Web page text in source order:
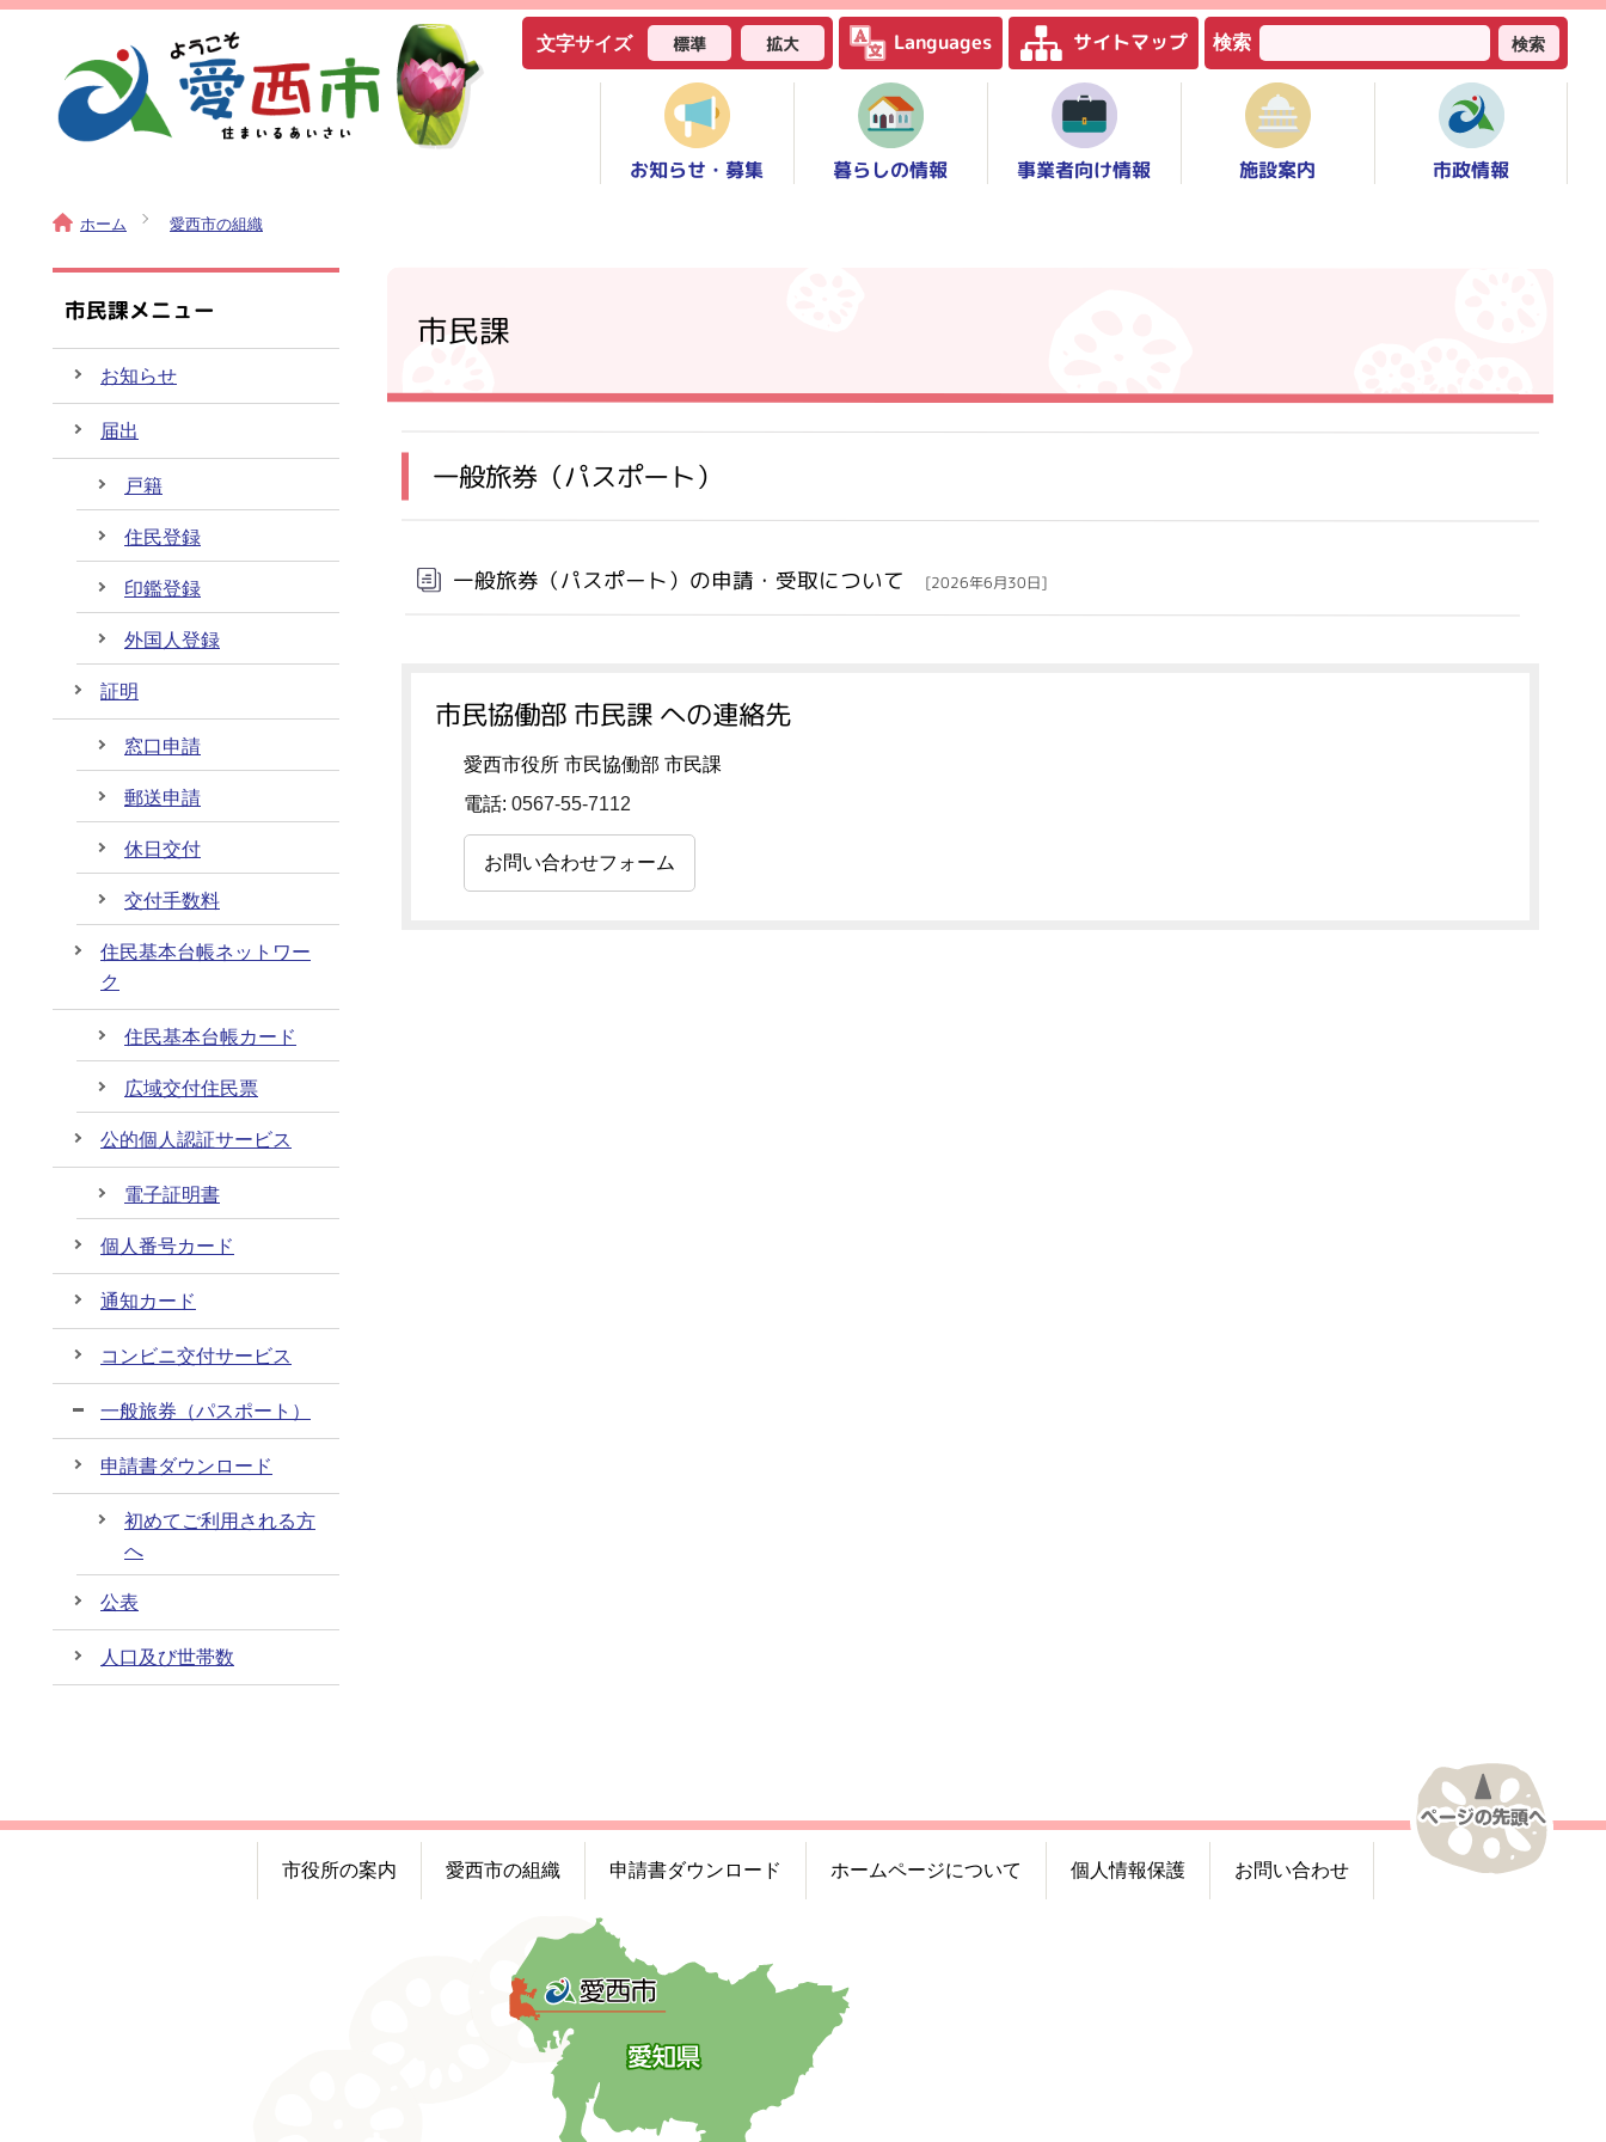
文字サイズ 標準 拡大 Languages サイトマップ 検索 検索
お知らせ・募集 暮らしの情報 事業者向け情報 施設案内 市政情報
ホーム 愛西市の組織
市民課
一般旅券（パスポート）
一般旅券（パスポート）の申請・受取について [2026年6月30日]
市民協働部 市民課 への連絡先
愛西市役所 市民協働部 市民課
電話: 0567-55-7112
お問い合わせフォーム
市民課メニュー
お知らせ
届出
戸籍
住民登録
印鑑登録
外国人登録
証明
窓口申請
郵送申請
休日交付
交付手数料
住民基本台帳ネットワー
ク
住民基本台帳カード
広域交付住民票
公的個人認証サービス
電子証明書
個人番号カード
通知カード
コンビニ交付サービス
一般旅券（パスポート）
申請書ダウンロード
初めてご利用される方
へ
公表
人口及び世帯数
市役所の案内 愛西市の組織 申請書ダウンロード ホームページについて 個人情報保護 お問い合わせ